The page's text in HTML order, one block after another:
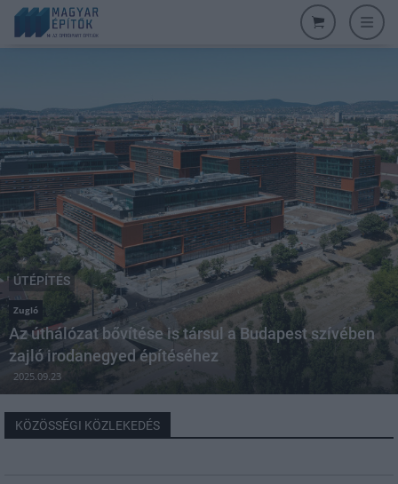
ÚTÉPÍTÉS
Zugló
Az úthálózat bővítése is társul a Budapest szívében
zajló irodanegyed építéséhez
2025.09.23
KÖZÖSSÉGI KÖZLEKEDÉS